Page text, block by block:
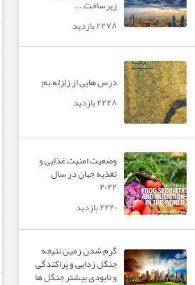
زیرساخت ...
۲۲۷۸ بازدید
درس هایی از زلزله بم
۲۲۲۸ بازدید
وضعیت امنیت غذایی و
تغذیه جهان در سال
۲۰۲۲
۲۲۲۰ بازدید
گرم شدن زمین نتیجه
جنگل زدایی و پراکندگی
و نابودی بیشتر جنگل ها